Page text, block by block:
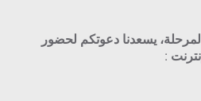
يسعدنا دعوتكم لحضور
: